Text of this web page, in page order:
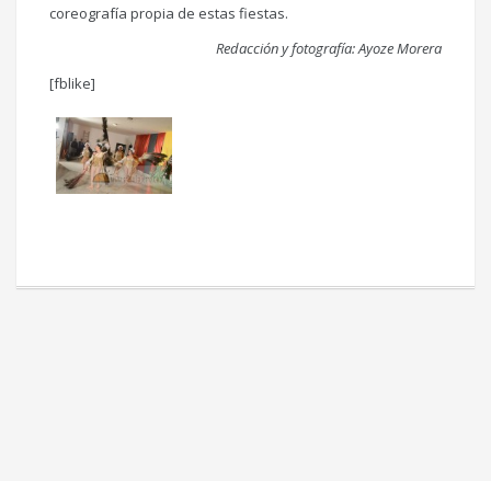
coreografía propia de estas fiestas.
Redacción y fotografía: Ayoze Morera
[fblike]